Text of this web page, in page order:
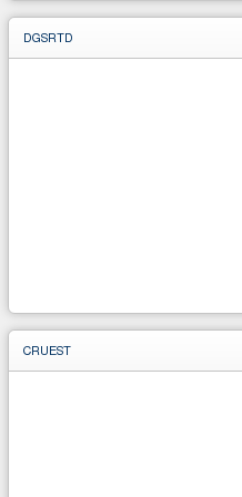
DGSRTD
CRUEST